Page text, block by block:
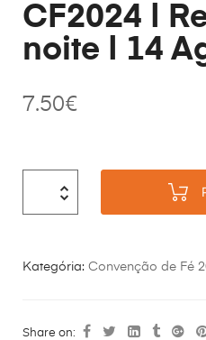
CF2024 |
noite | 14
7.50€
Kategória: Convenção de Fé
Share on: